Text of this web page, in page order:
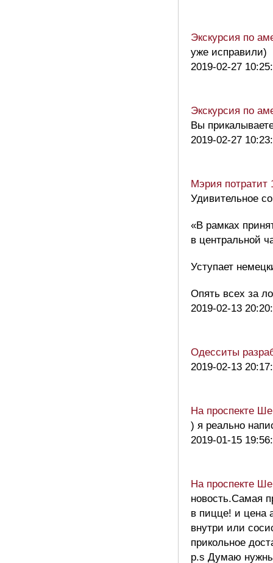
Экскурсия по
уже исправили)
2019-02-27
Экскурсия по
Вы
2019-02-27
Мэрия потратит
Удивительное
«В рамках
в центральной
Уступает
Опять всех за
2019-02-13
Одесситы
2019-02-13
На проспекте
) я реально
2019-01-15
На проспекте
новость.Самая
в пицце! и цена
внутри или
прикольное
p.s Думаю